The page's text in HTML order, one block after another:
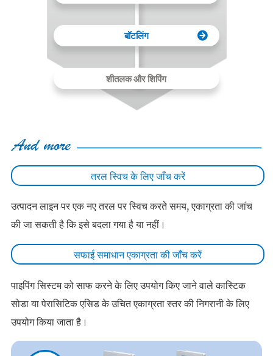
बॉटलिंग
शीतलक और शिपिंग
तरल स्विच के लिए जाँच करें
उत्पादन लाइन पर एक नए तरल पर स्विच करते समय, एकाग्रता की जांच
की जा सकती है कि इसे बदला गया है या नहीं।
सफाई समाधान एकाग्रता की जाँच करें
पाइपिंग सिस्टम को साफ करने के लिए उपयोग किए जाने वाले कास्टिक
सोडा या पेरासिटिक एसिड के उचित एकाग्रता स्तर की निगरानी के लिए
उपयोग किया जाता है।